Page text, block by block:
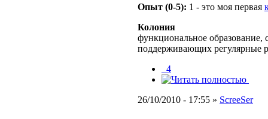
Опыт (0-5): 1 - это моя первая
Колония
функциональное образование,
поддерживающих регулярные
_4
26/10/2010 - 17:55 » ScreeSer